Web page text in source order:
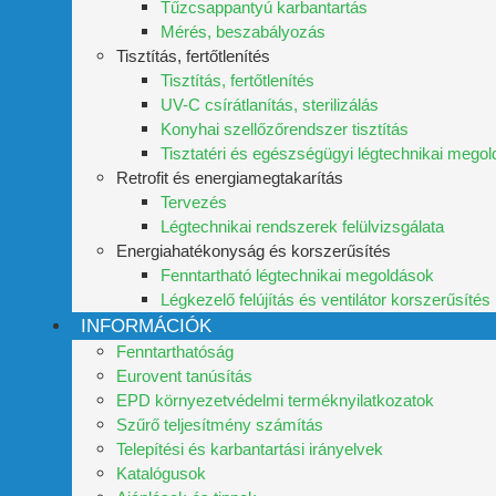
Tűzcsappantyú karbantartás
Mérés, beszabályozás
Tisztítás, fertőtlenítés
Tisztítás, fertőtlenítés
UV-C csírátlanítás, sterilizálás
Konyhai szellőzőrendszer tisztítás
Tisztatéri és egészségügyi légtechnikai
Retrofit és energiamegtakarítás
Tervezés
Légtechnikai rendszerek felülvizsgálata
Energiahatékonyság és korszerűsítés
Fenntartható légtechnikai megoldások
Légkezelő felújítás és ventilátor korszerűsítés
INFORMÁCIÓK
Fenntarthatóság
Eurovent tanúsítás
EPD környezetvédelmi terméknyilatkozatok
Szűrő teljesítmény számítás
Telepítési és karbantartási irányelvek
Katalógusok